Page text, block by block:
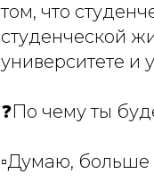
том, что
студенческой
университете и
❓По чему ты
▫Думаю, больше